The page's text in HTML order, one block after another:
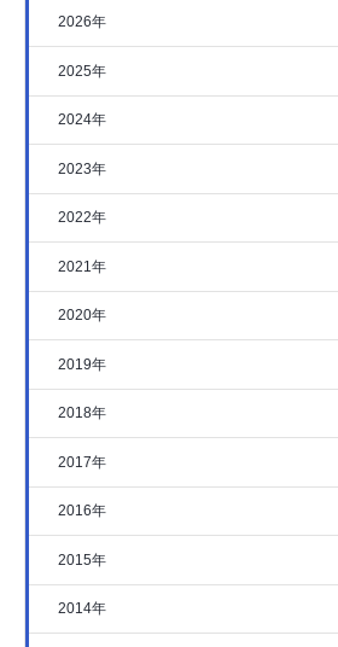
2026年
2025年
2024年
2023年
2022年
2021年
2020年
2019年
2018年
2017年
2016年
2015年
2014年